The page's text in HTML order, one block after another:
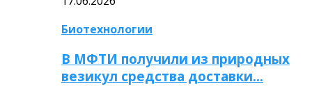
Биотехнологии
В МФТИ получили из природных
везикул средства доставки…